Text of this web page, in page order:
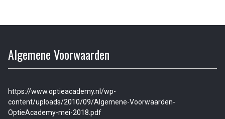
Algemene Voorwaarden
https://www.optieacademy.nl/wp-
content/uploads/2010/09/Algemene-Voorwaarden-
OptieAcademy-mei-2018.pdf